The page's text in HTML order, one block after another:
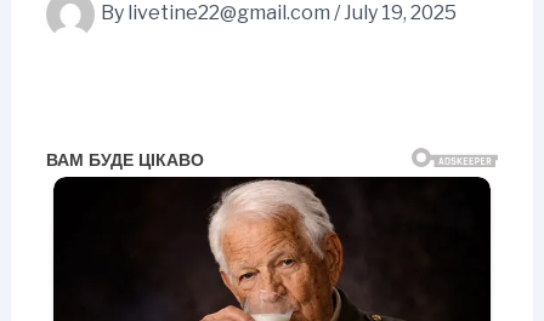
By livetine22@gmail.com /July 19, 2025